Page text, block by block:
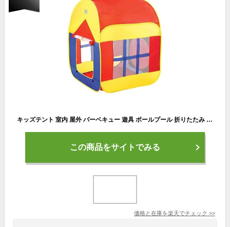
キッズテント 室内 屋外 バーベキュー 遊具 ボールプール 折りたたみ 簡単収納 80×90×110cm ベビーゲート ベビールーム 自立 赤ちゃん 新生児 幼児 育児 送料無料 お誕生日 出産祝い プレゼント ギフト こどもの日
この商品をサイトでみる
価格と在庫を楽天でチェック >>